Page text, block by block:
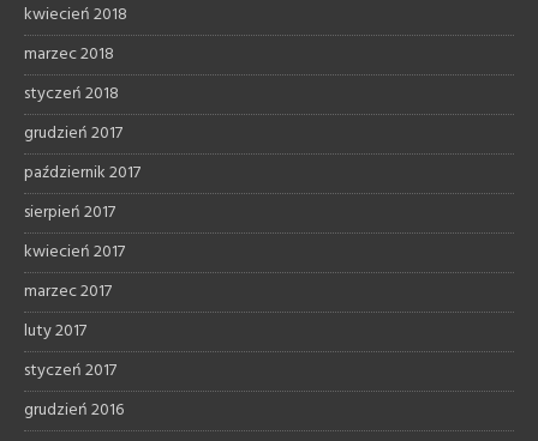
kwiecień 2018
marzec 2018
styczeń 2018
grudzień 2017
październik 2017
sierpień 2017
kwiecień 2017
marzec 2017
luty 2017
styczeń 2017
grudzień 2016